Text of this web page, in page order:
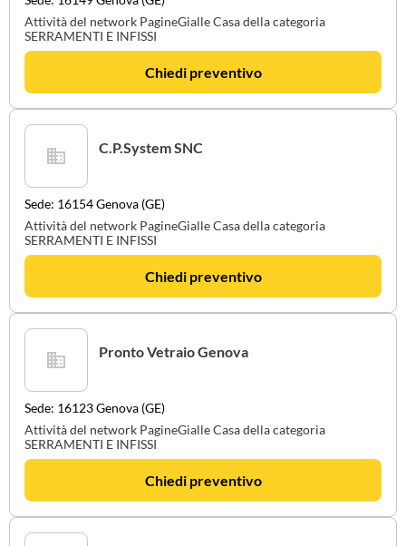
Attività del network PagineGialle Casa della categoria
SERRAMENTI E INFISSI
Chiedi preventivo
C.P.System SNC
Sede: 16154 Genova (GE)
Attività del network PagineGialle Casa della categoria
SERRAMENTI E INFISSI
Chiedi preventivo
Pronto Vetraio Genova
Sede: 16123 Genova (GE)
Attività del network PagineGialle Casa della categoria
SERRAMENTI E INFISSI
Chiedi preventivo